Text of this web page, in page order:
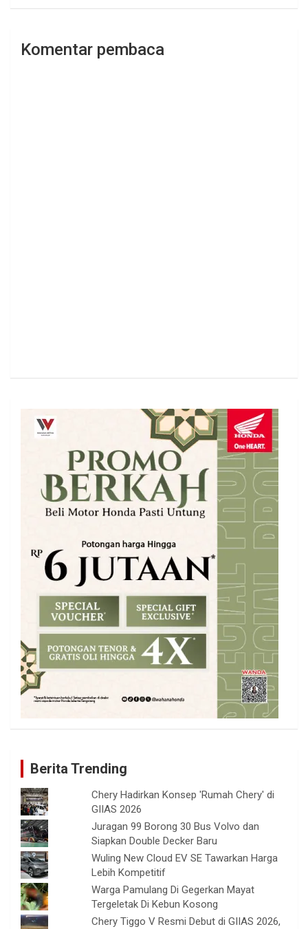
Komentar pembaca
Berita Trending
Chery Hadirkan Konsep 'Rumah Chery' di
GIIAS 2026
Juragan 99 Borong 30 Bus Volvo dan
Siapkan Double Decker Baru
Wuling New Cloud EV SE Tawarkan Harga
Lebih Kompetitif
Warga Pamulang Di Gegerkan Mayat
Tergeletak Di Kebun Kosong
Chery Tiggo V Resmi Debut di GIIAS 2026,